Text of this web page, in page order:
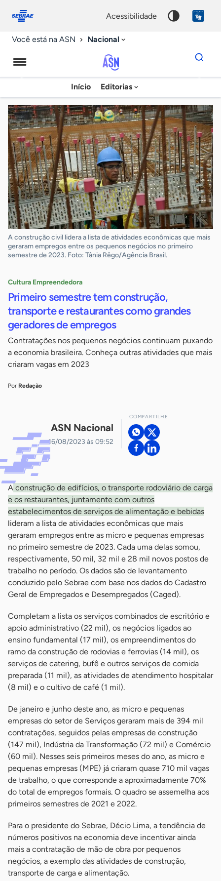
conosco
acessibilidade
Você está na ASN Nacional
Agência
Sebrae
de
Notícias
Início Editorias
Dados
para
chave
A construção civil lidera a lista de atividades econômicas que mais
geraram empregos entre os pequenos negócios no primeiro
semestre de 2023. Foto: Tânia Rêgo/Agência Brasil.
Cultura Empreendedora
Primeiro semestre tem construção,
transporte e restaurantes como grandes
geradores de empregos​
Contratações nos pequenos negócios continuam puxando
a economia brasileira. Conheça outras atividades que mais
criaram vagas em 2023​
Por Redação
ASN Nacional
16/08/2023 às 09:52
COMPARTILHE
A construção de edifícios, o transporte rodoviário de carga
e os restaurantes, juntamente com outros
estabelecimentos de serviços de alimentação e bebidas
lideram a lista de atividades econômicas que mais
geraram empregos entre as micro e pequenas empresas
no primeiro semestre de 2023. Cada uma delas somou,
respectivamente, 50 mil, 32 mil e 28 mil novos postos de
trabalho no período. Os dados são de levantamento
conduzido pelo Sebrae com base nos dados do Cadastro
Geral de Empregados e Desempregados (Caged).
Completam a lista os serviços combinados de escritório e
apoio administrativo (22 mil), os negócios ligados ao
ensino fundamental (17 mil), os empreendimentos do
ramo da construção de rodovias e ferrovias (14 mil), os
serviços de catering, bufê e outros serviços de comida
preparada (11 mil), as atividades de atendimento hospitalar
(8 mil) e o cultivo de café (1 mil).
De janeiro e junho deste ano, as micro e pequenas
empresas do setor de Serviços geraram mais de 394 mil
contratações, seguidos pelas empresas de construção
(147 mil), Indústria da Transformação (72 mil) e Comércio
(60 mil). Nesses seis primeiros meses do ano, as micro e
pequenas empresas (MPE) já criaram quase 710 mil vagas
de trabalho, o que corresponde a aproximadamente 70%
do total de empregos formais. O quadro se assemelha aos
primeiros semestres de 2021 e 2022.
Para o presidente do Sebrae, Décio Lima, a tendência de
números positivos na economia deve incentivar ainda
mais a contratação de mão de obra por pequenos
negócios, a exemplo das atividades de construção,
transporte de carga e alimentação.